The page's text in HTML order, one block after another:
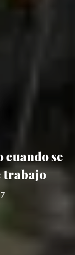
cuando se
trabajo